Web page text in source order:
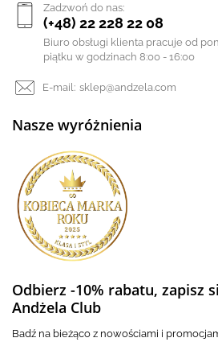
Zadzwoń do nas:
(+48) 22 228 22 08
Biuro obsługi klienta pracuje od
piątku w godzinach 8:00 - 16:00
E-mail: sklep@andzela.com
Nasze wyróżnienia
Odbierz -10% rabatu, zapisz
Andżela Club
Badź na bieżąco z nowościami i